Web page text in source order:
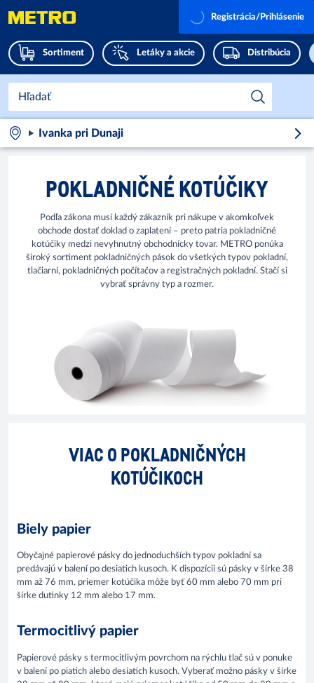
Sortiment Letáky a akcie Distribúcia
Registrácia/Prihlásenie
Ivanka pri Dunaji
POKLADNIČNÉ KOTÚČIKY
Podľa zákona musí každý zákazník pri nákupe v akomkoľvek
obchode dostať doklad o zaplatení – preto patria pokladničné
kotúčiky medzi nevyhnutný obchodnícky tovar. METRO ponúka
široký sortiment pokladničných pások do všetkých typov pokladní,
tlačiarní, pokladničných počítačov a registračných pokladní. Stačí si
vybrať správny typ a rozmer.
VIAC O POKLADNIČNÝCH
KOTÚČIKOCH
Biely papier
Obyčajné papierové pásky do jednoduchších typov pokladní sa
predávajú v balení po desiatich kusoch. K dispozícii sú pásky v šírke 38
mm až 76 mm, priemer kotúčika môže byť 60 mm alebo 70 mm pri
šírke dutinky 12 mm alebo 17 mm.
Termocitlivý papier
Papierové pásky s termocitlivým povrchom na rýchlu tlač sú v ponuke
v balení po piatich alebo desiatich kusoch. Vyberať možno pásky v šírke